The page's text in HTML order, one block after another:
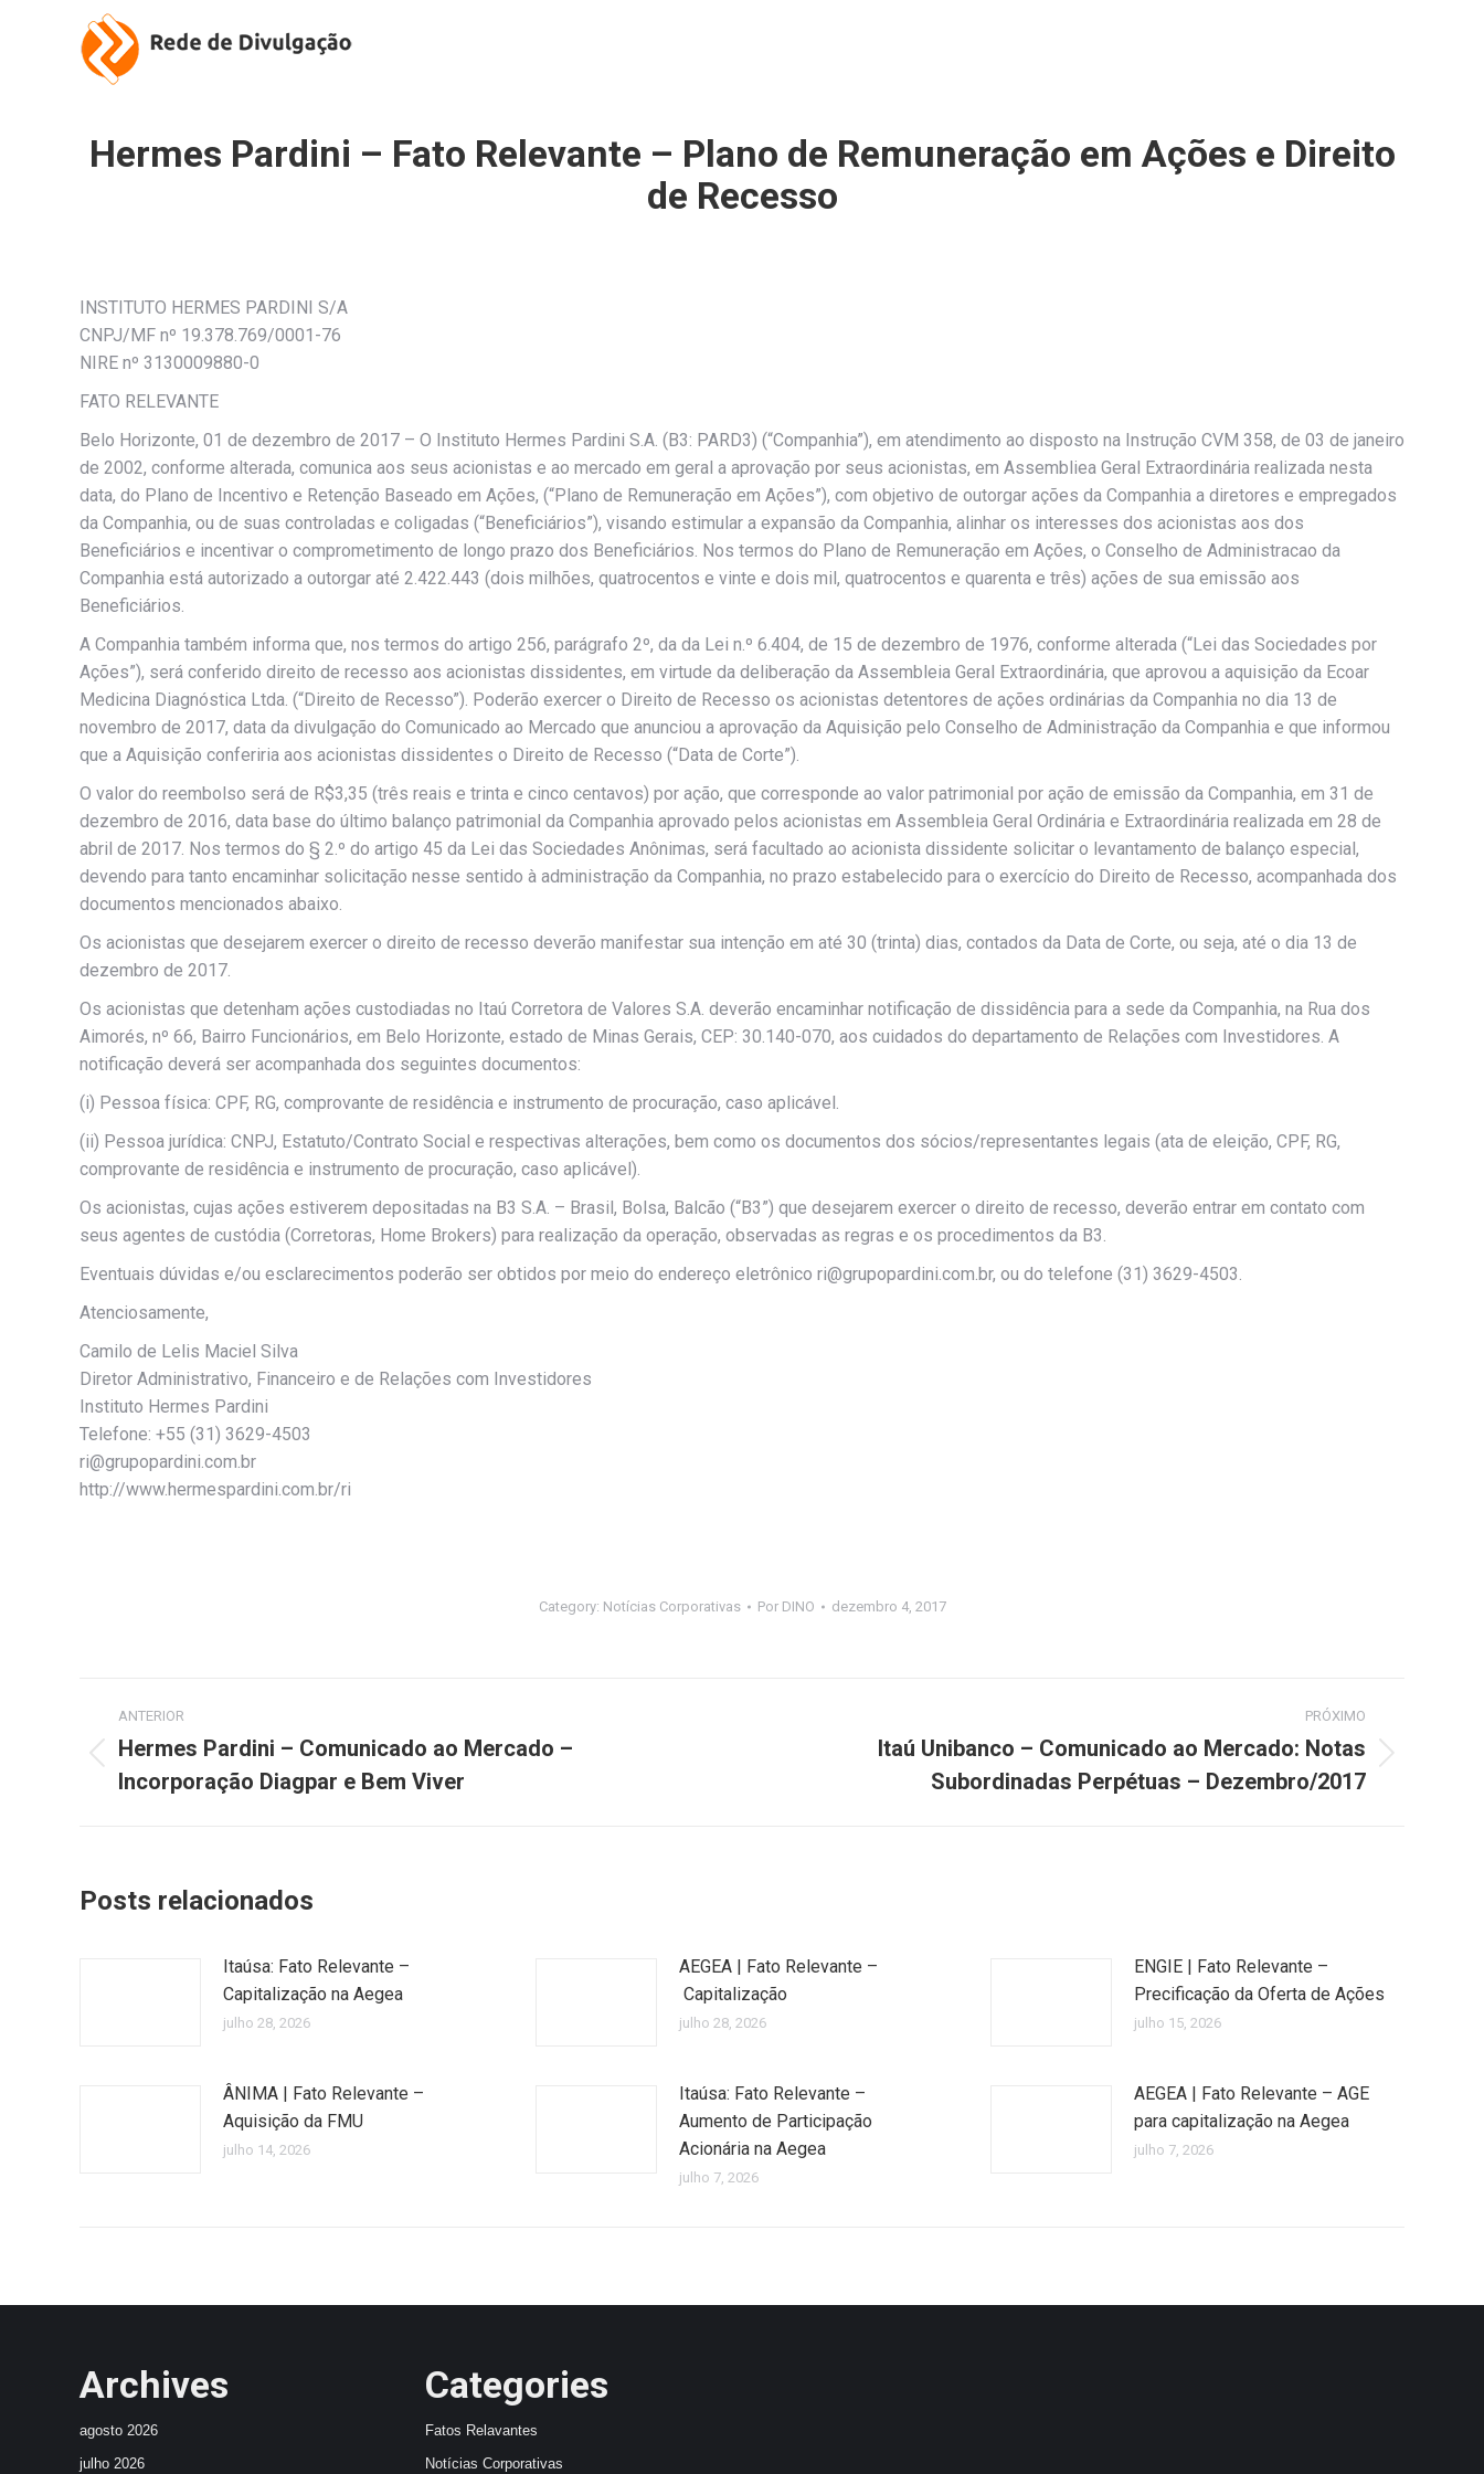
Hermes Pardini – Fato Relevante – Plano de Remuneração em Ações e Direito
de Recesso
INSTITUTO HERMES PARDINI S/A
CNPJ/MF nº 19.378.769/0001-76
NIRE nº 3130009880-0
FATO RELEVANTE
Belo Horizonte, 01 de dezembro de 2017 – O Instituto Hermes Pardini S.A. (B3: PARD3) (“Companhia”), em atendimento ao disposto na Instrução CVM 358, de 03 de janeiro
de 2002, conforme alterada, comunica aos seus acionistas e ao mercado em geral a aprovação por seus acionistas, em Assembliea Geral Extraordinária realizada nesta
data, do Plano de Incentivo e Retenção Baseado em Ações, (“Plano de Remuneração em Ações”), com objetivo de outorgar ações da Companhia a diretores e empregados
da Companhia, ou de suas controladas e coligadas (“Beneficiários”), visando estimular a expansão da Companhia, alinhar os interesses dos acionistas aos dos
Beneficiários e incentivar o comprometimento de longo prazo dos Beneficiários. Nos termos do Plano de Remuneração em Ações, o Conselho de Administracao da
Companhia está autorizado a outorgar até 2.422.443 (dois milhões, quatrocentos e vinte e dois mil, quatrocentos e quarenta e três) ações de sua emissão aos
Beneficiários.
A Companhia também informa que, nos termos do artigo 256, parágrafo 2º, da da Lei n.º 6.404, de 15 de dezembro de 1976, conforme alterada (“Lei das Sociedades por
Ações”), será conferido direito de recesso aos acionistas dissidentes, em virtude da deliberação da Assembleia Geral Extraordinária, que aprovou a aquisição da Ecoar
Medicina Diagnóstica Ltda. (“Direito de Recesso”). Poderão exercer o Direito de Recesso os acionistas detentores de ações ordinárias da Companhia no dia 13 de
novembro de 2017, data da divulgação do Comunicado ao Mercado que anunciou a aprovação da Aquisição pelo Conselho de Administração da Companhia e que informou
que a Aquisição conferiria aos acionistas dissidentes o Direito de Recesso (“Data de Corte”).
O valor do reembolso será de R$3,35 (três reais e trinta e cinco centavos) por ação, que corresponde ao valor patrimonial por ação de emissão da Companhia, em 31 de
dezembro de 2016, data base do último balanço patrimonial da Companhia aprovado pelos acionistas em Assembleia Geral Ordinária e Extraordinária realizada em 28 de
abril de 2017. Nos termos do § 2.º do artigo 45 da Lei das Sociedades Anônimas, será facultado ao acionista dissidente solicitar o levantamento de balanço especial,
devendo para tanto encaminhar solicitação nesse sentido à administração da Companhia, no prazo estabelecido para o exercício do Direito de Recesso, acompanhada dos
documentos mencionados abaixo.
Os acionistas que desejarem exercer o direito de recesso deverão manifestar sua intenção em até 30 (trinta) dias, contados da Data de Corte, ou seja, até o dia 13 de
dezembro de 2017.
Os acionistas que detenham ações custodiadas no Itaú Corretora de Valores S.A. deverão encaminhar notificação de dissidência para a sede da Companhia, na Rua dos
Aimorés, nº 66, Bairro Funcionários, em Belo Horizonte, estado de Minas Gerais, CEP: 30.140-070, aos cuidados do departamento de Relações com Investidores. A
notificação deverá ser acompanhada dos seguintes documentos:
(i) Pessoa física: CPF, RG, comprovante de residência e instrumento de procuração, caso aplicável.
(ii) Pessoa jurídica: CNPJ, Estatuto/Contrato Social e respectivas alterações, bem como os documentos dos sócios/representantes legais (ata de eleição, CPF, RG,
comprovante de residência e instrumento de procuração, caso aplicável).
Os acionistas, cujas ações estiverem depositadas na B3 S.A. – Brasil, Bolsa, Balcão (“B3”) que desejarem exercer o direito de recesso, deverão entrar em contato com
seus agentes de custódia (Corretoras, Home Brokers) para realização da operação, observadas as regras e os procedimentos da B3.
Eventuais dúvidas e/ou esclarecimentos poderão ser obtidos por meio do endereço eletrônico ri@grupopardini.com.br, ou do telefone (31) 3629-4503.
Atenciosamente,
Camilo de Lelis Maciel Silva
Diretor Administrativo, Financeiro e de Relações com Investidores
Instituto Hermes Pardini
Telefone: +55 (31) 3629-4503
ri@grupopardini.com.br
http://www.hermespardini.com.br/ri
Category: Notícias Corporativas Por DINO dezembro 4, 2017
Navegação
de
post:
ANTERIOR
anterior:
Hermes Pardini – Comunicado ao Mercado –
Incorporação Diagpar e Bem Viver
PRÓXIMO
Itaú Unibanco – Comunicado ao Mercado: Notas
Subordinadas Perpétuas – Dezembro/2017
Posts relacionados
Itaúsa: Fato Relevante –
Capitalização na Aegea
julho 28, 2026
AEGEA | Fato Relevante –
Capitalização
julho 28, 2026
ENGIE | Fato Relevante –
Precificação da Oferta de Ações
julho 15, 2026
ÂNIMA | Fato Relevante –
Aquisição da FMU
julho 14, 2026
Itaúsa: Fato Relevante –
Aumento de Participação
Acionária na Aegea
julho 7, 2026
AEGEA | Fato Relevante – AGE
para capitalização na Aegea
julho 7, 2026
Archives
agosto 2026
julho 2026
Categories
Fatos Relavantes
Notícias Corporativas